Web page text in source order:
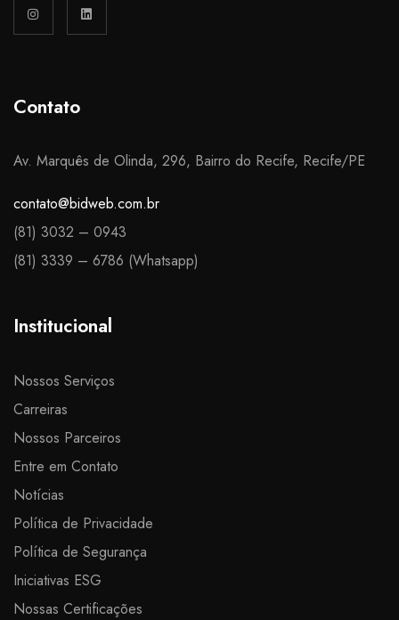
Contato
Av. Marquês de Olinda, 296, Bairro do Recife, Recife/PE
contato@bidweb.com.br
(81) 3032 – 0943
(81) 3339 – 6786 (Whatsapp)​
Institucional
Nossos Serviços
Carreiras
Nossos Parceiros
Entre em Contato
Notícias
Política de Privacidade
Política de Segurança
Iniciativas ESG
Nossas Certificações